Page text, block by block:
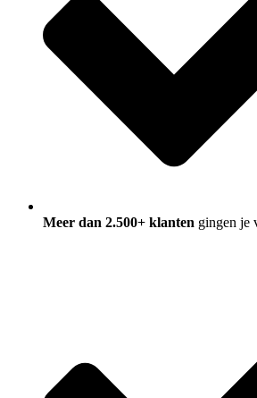
Meer dan 2.500+ klanten gingen je